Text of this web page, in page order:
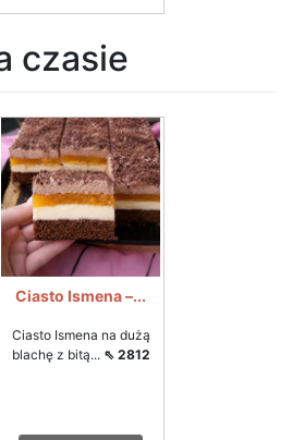
czasie
Ciasto Ismena –...
Ciasto Ismena na dużą
blachę z bitą... ⇖ 2812